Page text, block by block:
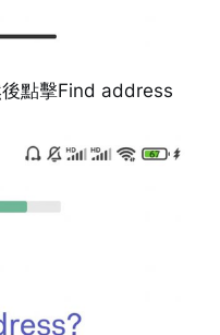
點擊Find address